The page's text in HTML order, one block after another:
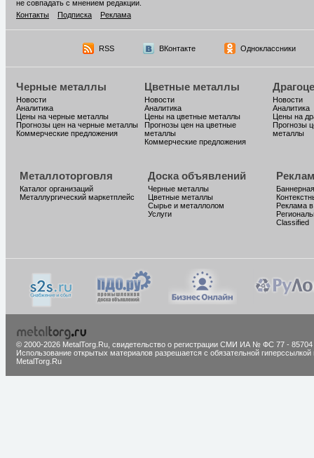
не совпадать с мнением редакции.
Контакты
Подписка Реклама
RSS ВКонтакте Одноклассники
Черные металлы
Новости
Аналитика
Цены на черные металлы
Прогнозы цен на черные металлы
Коммерческие предложения
Цветные металлы
Новости
Аналитика
Цены на цветные металлы
Прогнозы цен на цветные
металлы
Коммерческие предложения
Новости
Аналитика
Цены на
Прогнозы
металлы
Металлоторговля
Каталог организаций
Металлургический маркетплейс
Доска объявлений
Черные металлы
Цветные металлы
Сырье и металлолом
Услуги
Реклама
Classified
© 2000-2026 MetalTorg.Ru, cвидетельство о регистрации СМИ ИА № ФС 77 - 85704
Использование открытых материалов разрешается с обязательной гиперссылкой
MetalTorg.Ru